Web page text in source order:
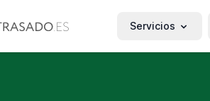
Servicios